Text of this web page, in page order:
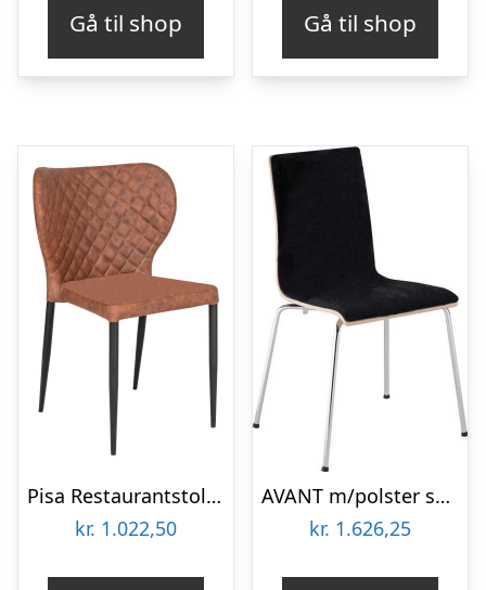
Gå til shop Gå til shop
Pisa Restaurantstol – Brun
kr. 1.022,50
AVANT m/polster sort – Bøg-sort
kr. 1.626,25